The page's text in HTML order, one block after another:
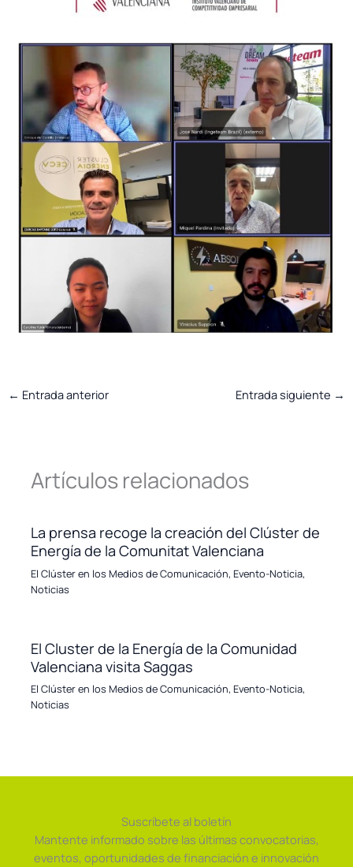
← Entrada anterior Entrada siguiente →
Artículos relacionados
La prensa recoge la creación del Clúster de
Energía de la Comunitat Valenciana
El Clúster en los Medios de Comunicación,Evento-Noticia,
Noticias
El Cluster de la Energía de la Comunidad
Valenciana visita Saggas
El Clúster en los Medios de Comunicación,Evento-Noticia,
Noticias
Suscríbete al boletín
Mantente informado sobre las últimas convocatorias,
eventos, oportunidades de financiación e innovación